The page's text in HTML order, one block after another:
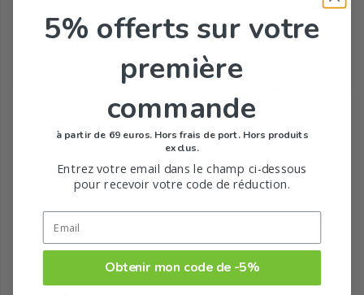
Tous les produits de la marque
5% offerts sur votre
première
commande
à partir de 69 euros. Hors frais de port. Hors produits
exclus.
Entrez votre email dans le champ ci-dessous
pour recevoir votre code de réduction.
Obtenir mon code de -5%